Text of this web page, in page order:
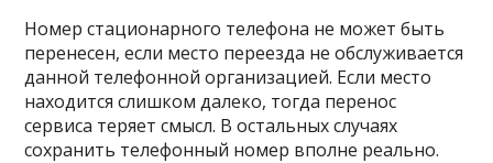
Номер стационарного телефона не может быть
перенесен, если место переезда не обслуживается
данной телефонной организацией. Если место
находится слишком далеко, тогда перенос
сервиса теряет смысл. В остальных случаях
сохранить телефонный номер вполне реально.